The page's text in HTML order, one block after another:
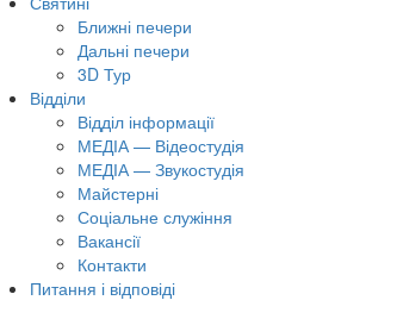
Ближні печери
Дальні печери
3D Тур
Відділи
Відділ інформації
МЕДІА — Відеостудія
МЕДІА — Звукостудія
Майстерні
Соціальне служіння
Вакансії
Контакти
Питання і відповіді